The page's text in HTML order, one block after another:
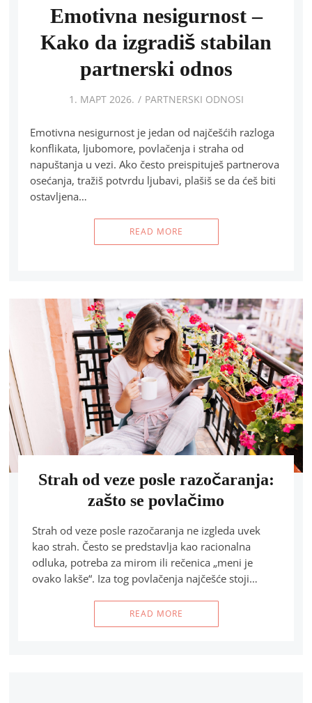
Emotivna nesigurnost –
Kako da izgradiš stabilan
partnerski odnos
1. МАРТ 2026. PARTNERSKI ODNOSI
Emotivna nesigurnost je jedan od najčešćih razloga
konflikata, ljubomore, povlačenja i straha od
napuštanja u vezi. Ako često preispituješ partnerova
osećanja, tražiš potvrdu ljubavi, plašiš se da ćeš biti
ostavljena…
READ MORE
Strah od veze posle razočaranja:
zašto se povlačimo
Strah od veze posle razočaranja ne izgleda uvek
kao strah. Često se predstavlja kao racionalna
odluka, potreba za mirom ili rečenica „meni je
ovako lakše“. Iza tog povlačenja najčešće stoji…
READ MORE